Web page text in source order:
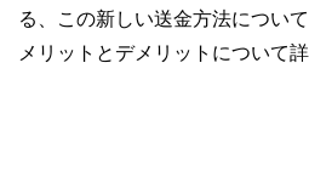
る、この新しい送金方法につい
メリットとデメリットについて